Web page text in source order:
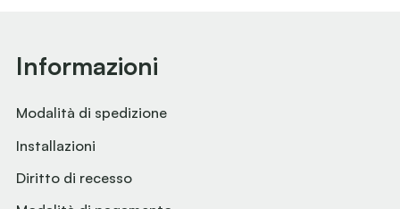
Informazioni
Modalità di spedizione
Installazioni
Diritto di recesso